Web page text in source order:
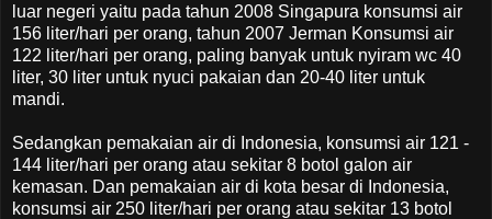
luar negeri yaitu pada tahun 2008 Singapura konsumsi air
156 liter/hari per orang, tahun 2007 Jerman Konsumsi air
122 liter/hari per orang, paling banyak untuk nyiram wc 40
liter, 30 liter untuk nyuci pakaian dan 20-40 liter untuk
mandi.
Sedangkan pemakaian air di Indonesia, konsumsi air 121 -
144 liter/hari per orang atau sekitar 8 botol galon air
kemasan. Dan pemakaian air di kota besar di Indonesia,
konsumsi air 250 liter/hari per orang atau sekitar 13 botol